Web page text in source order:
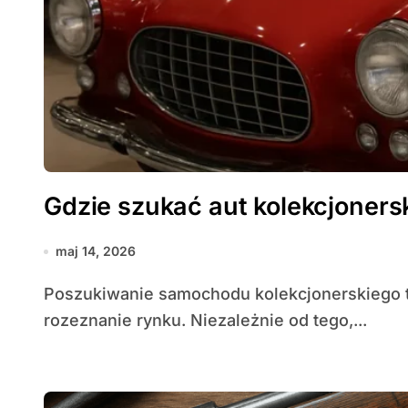
Gdzie szukać aut
maj 14, 2026
Poszukiwanie samochodu kolekcjonerskiego to proces łączący pasję, cierpliwość i dobre
rozeznanie rynku. Niezależnie od tego,...